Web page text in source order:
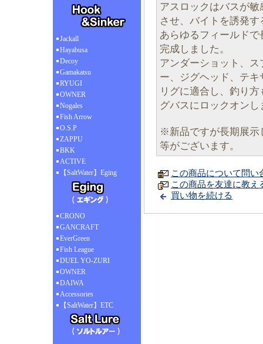
Jackall
Hayabusa
Decoy
Gamakatsu
RYUGI
OWNER
Nogales
Fish Arrow
O.S.P
ZAPPU
BKK
ACTIVE
【SaltWater】Eging
CRONO
GANCRAFT
EverGreen
Fish League
DUEL YO-ZURI
OWNER
DAIWA
Accessories
【SaltWater】ETC
アスロックはバスが
させ、バイトを誘発す
あらゆるフィールド
完成しました。
アンダーショット、
ー、ジグヘッド、テ
リグに適合し、釣り
グバスにロックオンし
※新品ですが長期展示
等がございます。
この商品について問い
この商品を友達に教え
買い物を続ける